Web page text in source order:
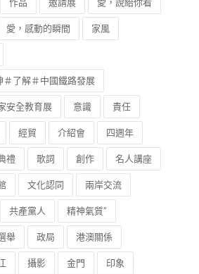
回歸二十周年 Celebration
作品 邀請展 愛，說給你看
了解＃中國鐵路發展
安全教育展 意識 責任
介紹會 四週年
禮 歌詞 創作 名人講座
文化認同 兩岸交流
共產黨人 精神氣質”
舉 政局 港澳關係